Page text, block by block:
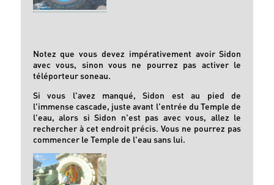
Notez que vous devez impérativement avoir Sidon
avec vous, sinon vous ne pourrez pas activer le
téléporteur soneau.
Si vous l'avez manqué, Sidon est au pied de
l'immense cascade, juste avant l'entrée du Temple de
l'eau, alors si Sidon n'est pas avec vous, allez le
rechercher à cet endroit précis. Vous ne pourrez pas
commencer le Temple de l'eau sans lui.